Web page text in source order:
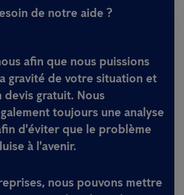
de notre aide ?
afin que nous puissions
gravité de votre situation et
devis gratuit. Nous
toujours une analyse
d'éviter que le problème
à l'avenir.
nous pouvons mettre